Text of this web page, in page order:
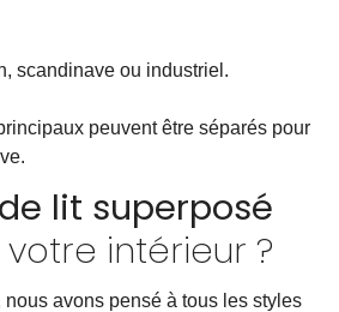
scandinave ou industriel.
peuvent être séparés pour
lit superposé
intérieur ?
nous avons pensé à tous les styles